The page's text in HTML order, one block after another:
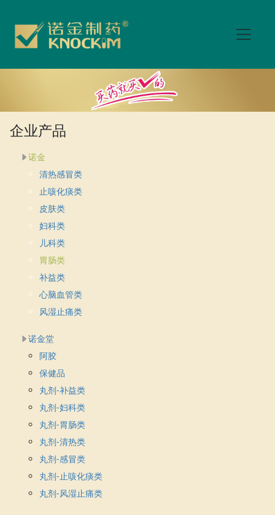
企业产品
诺金
清热感冒类
止咳化痰类
皮肤类
妇科类
儿科类
胃肠类
补益类
心脑血管类
风湿止痛类
诺金堂
阿胶
保健品
丸剂-补益类
丸剂-妇科类
丸剂-胃肠类
丸剂-清热类
丸剂-感冒类
丸剂-止咳化痰类
丸剂-风湿止痛类